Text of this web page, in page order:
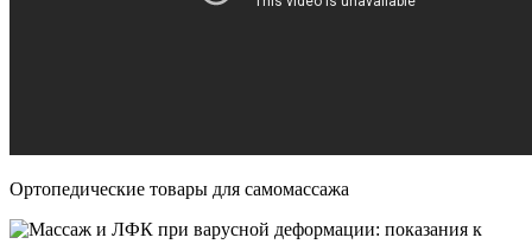
Ортопедические товары для самомассажа